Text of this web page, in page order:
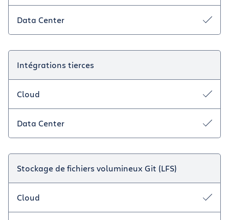
Data Center
Intégrations tierces
Cloud
Data Center
Stockage de fichiers volumineux Git (LFS)
Cloud